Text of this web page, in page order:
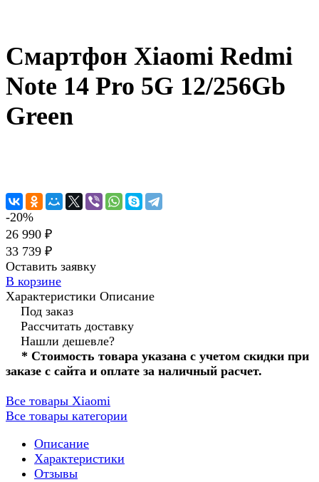
Смартфон Xiaomi Redmi
Note 14 Pro 5G 12/256Gb
Green
-20%
26 990 ₽
33 739 ₽
Оставить заявку
В корзине
Характеристики Описание
Под заказ
Рассчитать доставку
Нашли дешевле?
* Стоимость товара указана с учетом скидки при
заказе с сайта и оплате за наличный расчет.
Все товары Xiaomi
Все товары категории
Описание
Характеристики
Отзывы